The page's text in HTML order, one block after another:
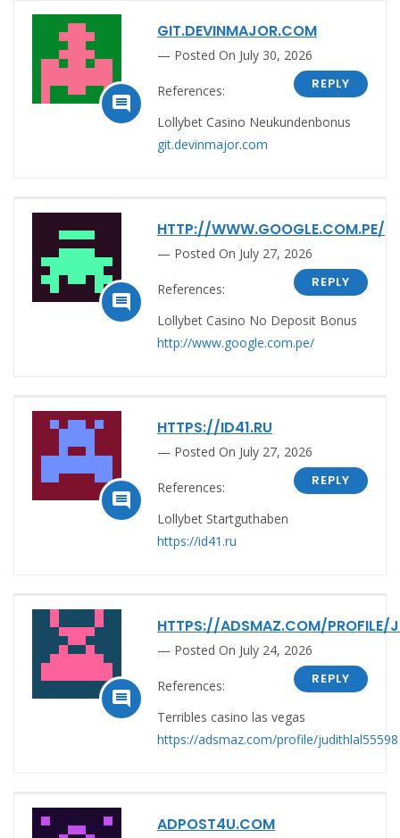

GIT.DEVINMAJOR.COM
Posted On July 30, 2026
REPLY
References:
Lollybet Casino Neukundenbonus
git.devinmajor.com

HTTP://WWW.GOOGLE.COM.PE/
Posted On July 27, 2026
REPLY
References:
Lollybet Casino No Deposit Bonus
http://www.google.com.pe/

HTTPS://ID41.RU
Posted On July 27, 2026
REPLY
References:
Lollybet Startguthaben
https://id41.ru

HTTPS://ADSMAZ.COM/PROFILE/
Posted On July 24, 2026
REPLY
References:
Terribles casino las vegas
https://adsmaz.com/profile/judithlal55598
ADPOST4U.COM